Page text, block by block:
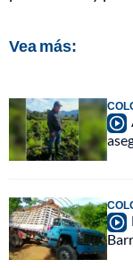
Vea más: